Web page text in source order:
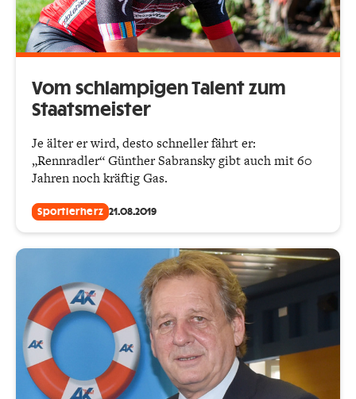
Vom schlampigen Talent zum
Staatsmeister
Je älter er wird, desto schneller fährt er:
„Rennradler“ Günther Sabransky gibt auch mit 60
Jahren noch kräftig Gas.
Sportlerherz 21.08.2019